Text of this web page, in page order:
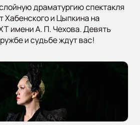
драматургию спектакля
и Цыпкина на
имени А. П. Чехова. Девять
и судьбе ждут вас!